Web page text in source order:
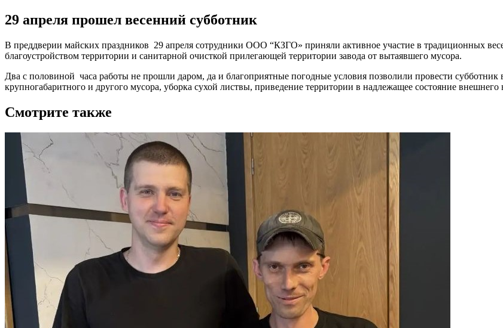
29 апреля прошел весенний субботник
В преддверии майских праздников 29 апреля сотрудники ООО “КЗГО» приняли активное участие в традиционных
благоустройством территории и санитарной очисткой прилегающей территории завода от вытаявшего мусора.
Два с половиной часа работы не прошли даром, да и благоприятные погодные условия позволили провести
крупногабаритного и другого мусора, уборка сухой листвы, приведение территории в надлежащее состояние
Смотрите также